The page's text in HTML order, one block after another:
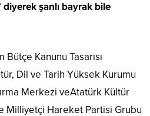
diyerek şanlı bayrak bile
Bütçe Kanunu Tasarısı
Dil ve Tarih Yüksek Kurumu
Merkezi veAtatürk Kültür
Milliyetçi Hareket Partisi Grubu